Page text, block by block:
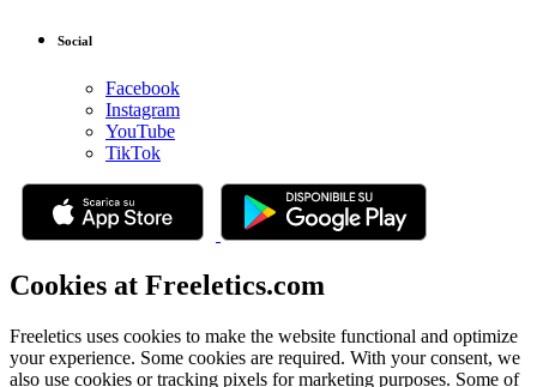
Social
Facebook
Instagram
YouTube
TikTok
Cookies at Freeletics.com
Freeletics uses cookies to make the website functional and optimize
your experience. Some cookies are required. With your consent, we
also use cookies or tracking pixels for marketing purposes. Some of